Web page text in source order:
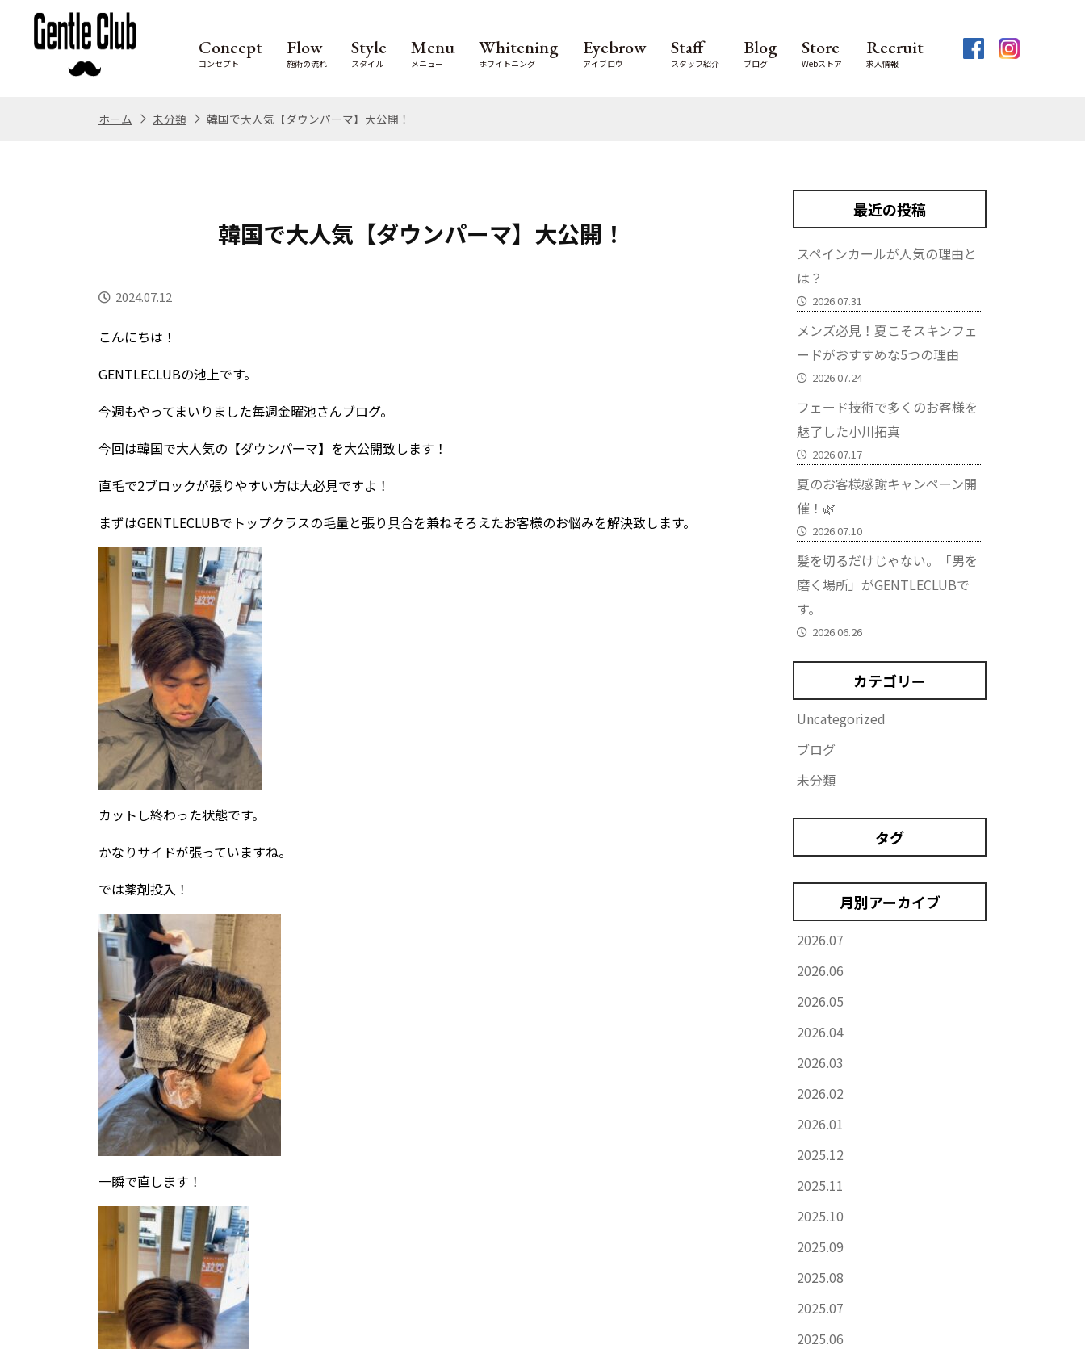
Concept
コンセプト
Flow
施術の流れ
Style
スタイル
Menu
メニュー
Whitening
ホワイトニング
Eyebrow
アイブロウ
Staff
スタッフ紹介
Blog
ブログ
Store
Webストア
Recruit
求人情報
ホーム 未分類 韓国で大人気【ダウンパーマ】大公開！
韓国で大人気【ダウンパーマ】大公開！
2024.07.12
こんにちは！
GENTLECLUBの池上です。
今週もやってまいりました毎週金曜池さんブログ。
今回は韓国で大人気の【ダウンパーマ】を大公開致します！
直毛で2ブロックが張りやすい方は大必見ですよ！
まずはGENTLECLUBでトップクラスの毛量と張り具合を兼ねそろえたお客様のお悩みを解決致します。
カットし終わった状態です。
かなりサイドが張っていますね。
では薬剤投入！
一瞬で直します！
最近の投稿
スペインカールが人気の理由と
は？
2026.07.31
メンズ必見！夏こそスキンフェ
ードがおすすめな5つの理由
2026.07.24
フェード技術で多くのお客様を
魅了した小川拓真
2026.07.17
夏のお客様感謝キャンペーン開
催！🌿
2026.07.10
髪を切るだけじゃない。「男を
磨く場所」がGENTLECLUBで
す。
2026.06.26
カテゴリー
Uncategorized
ブログ
未分類
タグ
月別アーカイブ
2026.07
2026.06
2026.05
2026.04
2026.03
2026.02
2026.01
2025.12
2025.11
2025.10
2025.09
2025.08
2025.07
2025.06